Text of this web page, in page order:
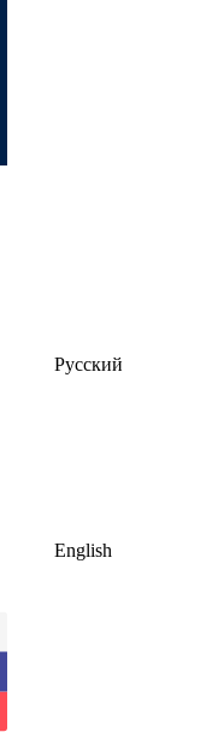
Русский
English